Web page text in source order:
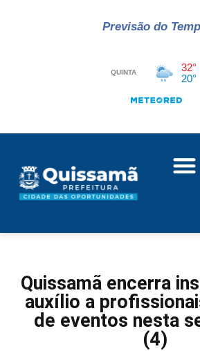
Previsão do
Quissamã encerra
auxílio a
de eventos nesta
(4)